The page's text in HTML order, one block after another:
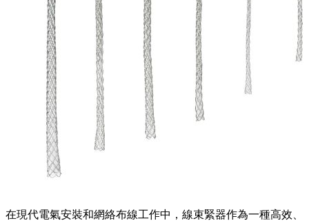
在現代電氣安裝和網絡布線工作中，線束緊器作為一種高效、